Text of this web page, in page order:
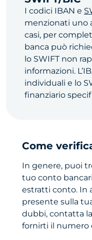
I codici IBAN e
menzionati uno
casi, per
banca può
lo SWIFT non
informazioni.
individuali e lo
finanziario
Come
In genere, puoi
tuo conto
estratti conto. In
presente sulla
dubbi, contatta
fornirti il numero